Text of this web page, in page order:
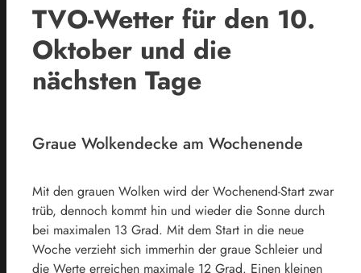
TVO-Wetter für den 10.
Oktober und die
nächsten Tage
Graue Wolkendecke am Wochenende
Mit den grauen Wolken wird der Wochenend-Start zwar
trüb, dennoch kommt hin und wieder die Sonne durch
bei maximalen 13 Grad. Mit dem Start in die neue
Woche verzieht sich immerhin der graue Schleier und
die Werte erreichen maximale 12 Grad. Einen kleinen